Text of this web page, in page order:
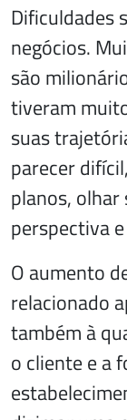
Dificuldades
negócios.
são
tiveram
suas
parecer
planos,
perspectiva
O aumento
relacionado
também à
o cliente e a